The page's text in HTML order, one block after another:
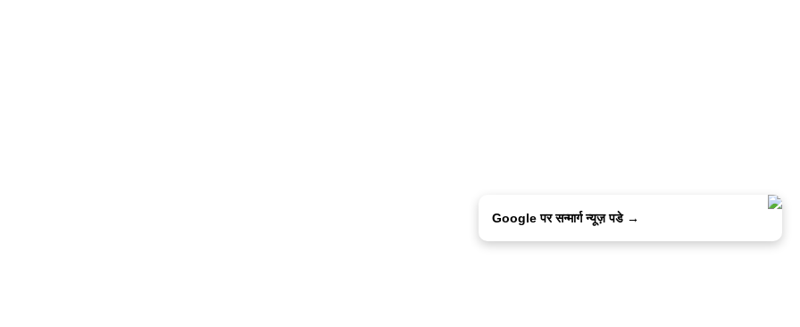
Google पर सन्मार्ग न्यूज़ पडे →